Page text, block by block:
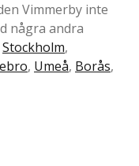
Vimmerby inte
några andra
Stockholm,
, Umeå, Borås,